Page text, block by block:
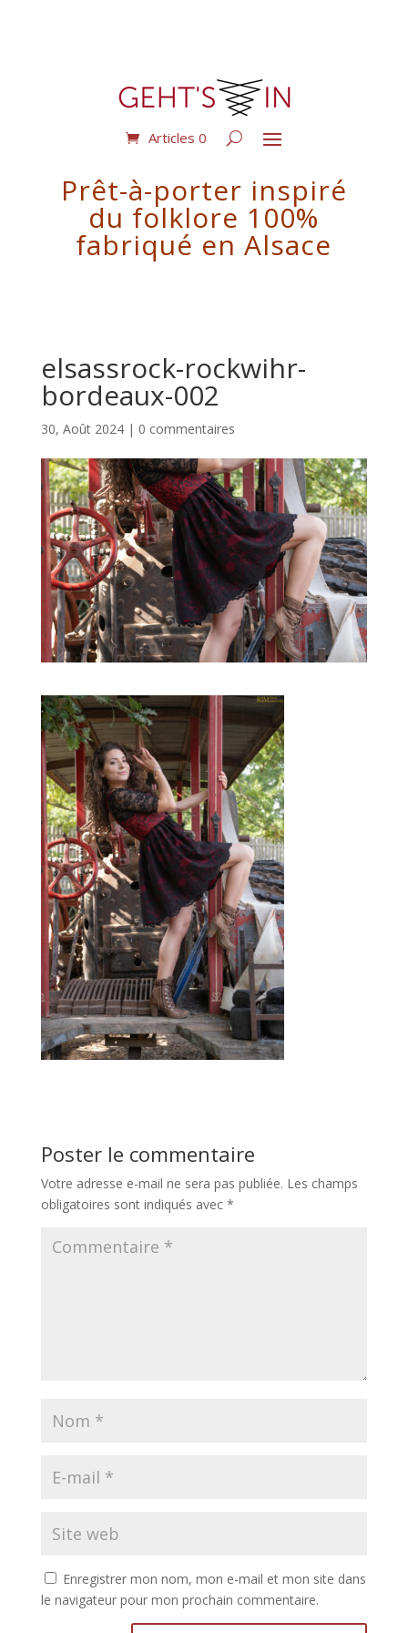
Articles 0
Prêt-à-porter inspiré
du folklore 100%
fabriqué en Alsace
elsassrock-rockwihr-
bordeaux-002
30, Août 2024| 0 commentaires
Poster le commentaire
Votre adresse e-mail ne sera pas publiée. Les champs
obligatoires sont indiqués avec *
Enregistrer mon nom, mon e-mail et mon site dans
le navigateur pour mon prochain commentaire.